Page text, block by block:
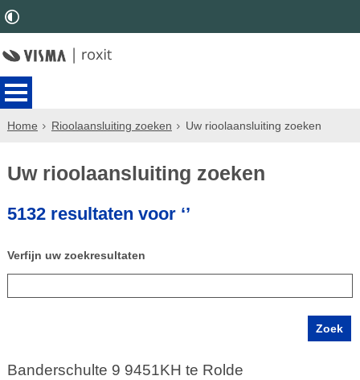
Home Rioolaansluiting zoeken Uw rioolaansluiting zoeken
Uw rioolaansluiting zoeken
5132 resultaten voor ‘’
Verfijn uw zoekresultaten
Banderschulte 9 9451KH te Rolde